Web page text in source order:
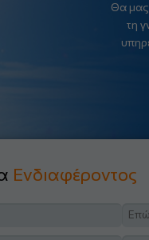
Θα μας
τη
Ενδιαφέροντος